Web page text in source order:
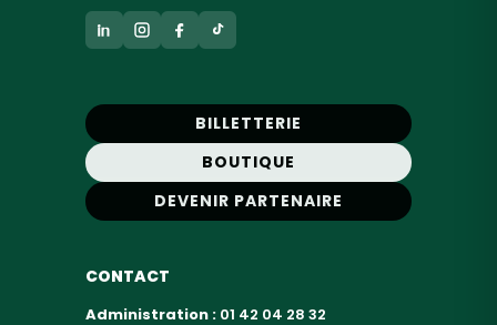
BILLETTERIE
BOUTIQUE
DEVENIR PARTENAIRE
CONTACT
Administration : 01 42 04 28 32